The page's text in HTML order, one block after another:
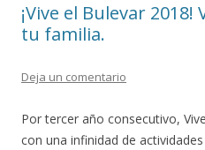
¡Vive el Bulevar
tu familia.
Deja un comentario
Por tercer año consecutivo,
con una infinidad de